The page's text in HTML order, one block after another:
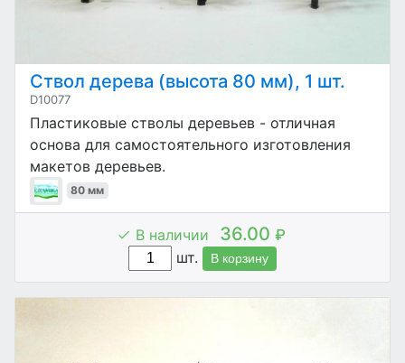
Ствол дерева (высота 80 мм), 1 шт.
D10077
Пластиковые стволы деревьев - отличная
основа для самостоятельного изготовления
макетов деревьев.
80 мм
В наличии 36.00 ₽
шт.
В корзину